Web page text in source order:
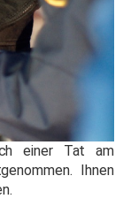
einer Tat am
Ihnen